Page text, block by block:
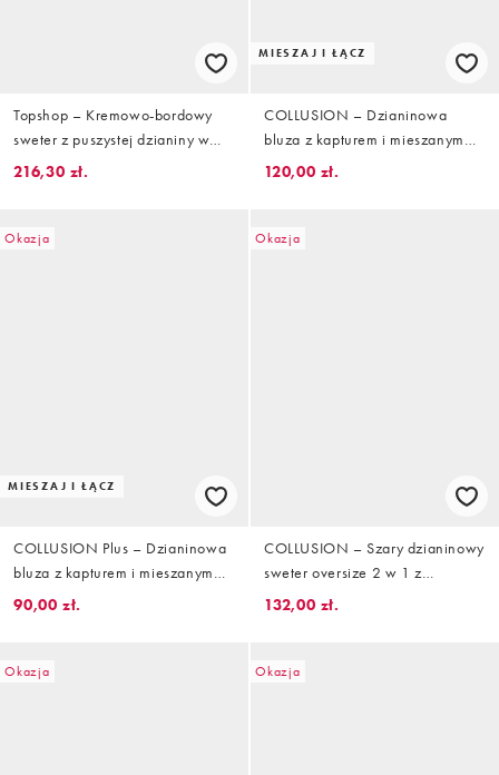
Topshop – Kremowo-bordowy
sweter z puszystej dzianiny w
paski
216,30 zł.
MIESZAJ I ŁĄCZ
COLLUSION – Dzianinowa
bluza z kapturem i mieszanym
wzorem w paski, część zestawu
120,00 zł.
Okazja
MIESZAJ I ŁĄCZ
COLLUSION Plus – Dzianinowa
bluza z kapturem i mieszanym
wzorem w paski, część zestawu
90,00 zł.
Okazja
COLLUSION – Szary dzianinowy
sweter oversize 2 w 1 z
dekoltem typu henley i rękawami
132,00 zł.
Okazja Okazja